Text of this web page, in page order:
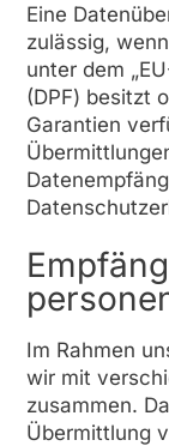
Eine
zulässig,
unter dem
(DPF) besitzt
Garantien
Im Rahmen
wir mit
zusammen.
Übermittlung